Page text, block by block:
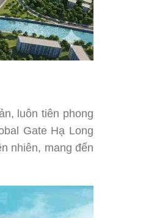
luôn tiên phong
Gate Hạ Long
nhiên, mang đến